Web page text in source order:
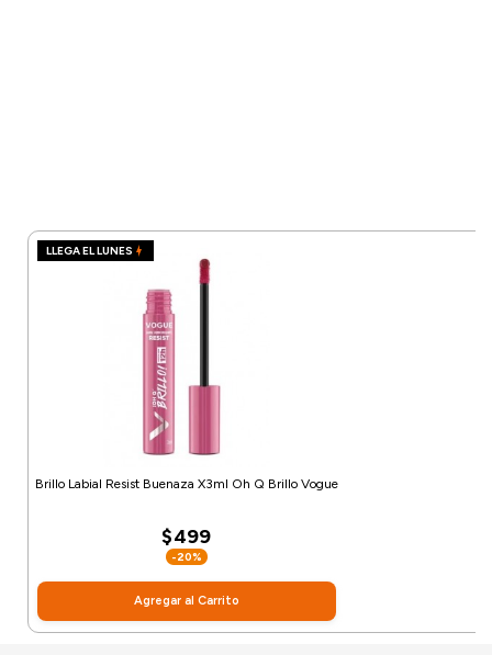
LLEGA EL LUNES
Brillo Labial Resist Buenaza X3ml Oh Q Brillo Vogue
$499
-20%
Agregar al Carrito